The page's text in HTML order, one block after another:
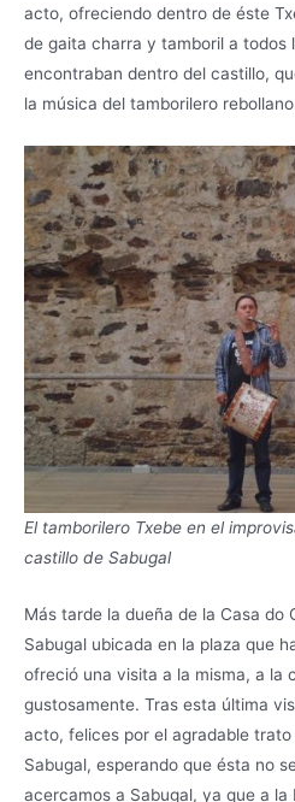
acto, ofreciendo dentro de éste
de gaita charra y tamboril a todos
encontraban dentro del castillo,
la música del tamborilero
El tamborilero Txebe en el
castillo de Sabugal
Más tarde la dueña de la Casa do
Sabugal ubicada en la plaza que
ofreció una visita a la misma, a la
gustosamente. Tras esta última
acto, felices por el agradable
Sabugal, esperando que ésta no
acercamos a Sabugal, ya que a la